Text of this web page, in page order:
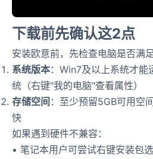
下载前先确认这2点
安装欧意前，先检查电脑是否满
系统版本：Win7及以上系统才能
统（右键"我的电脑"查看属性）
存储空间 ：至少预留5GB可用空
快
如果遇到硬件不兼容：
• 笔记本用户可尝试右键安装包